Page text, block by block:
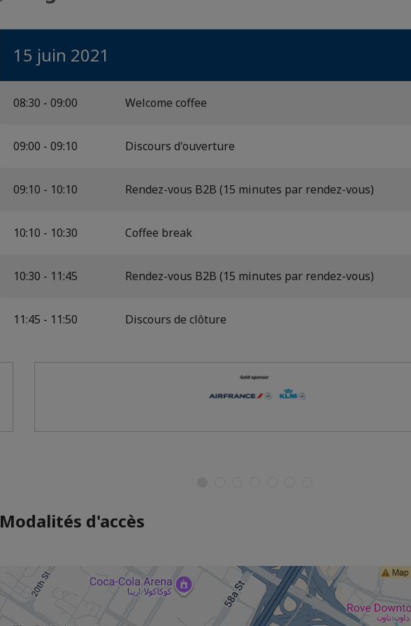
15 juin 2021
08:30 - 09:00 Welcome coffee
09:00 - 09:10 Discours d'ouverture
09:10 - 10:10 Rendez-vous B2B (15 minutes par rendez-vous)
10:10 - 10:30 Coffee break
10:30 - 11:45 Rendez-vous B2B (15 minutes par rendez-vous)
11:45 - 11:50 Discours de clôture
Modalités d'accès